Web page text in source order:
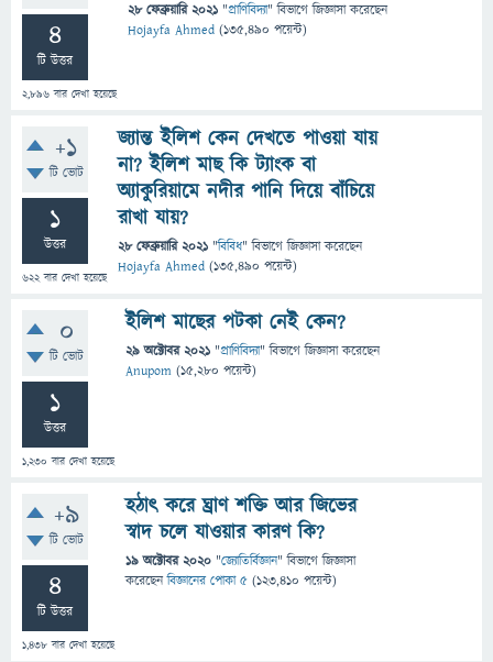
4
টি উত্তর
2,896 বার দেখা হয়েছে
28 ফেব্রুয়ারি 2021 "প্রাণিবিদ্যা" বিভাগে জিজ্ঞাসাকরেছেন
Hojayfa Ahmed (135,490 পয়েন্ট)
+1
টি ভোট
1
উত্তর
622বার দেখা হয়েছে
জ্যান্ত ইলিশ কেন দেখতে পাওয়া যায়
না? ইলিশ মাছ কি ট্যাংক বা
অ্যাকুরিয়ামে নদীর পানি দিয়ে বাঁচিয়ে
রাখা যায়?
28 ফেব্রুয়ারি 2021 "বিবিধ" বিভাগে জিজ্ঞাসাকরেছেন
Hojayfa Ahmed (135,490 পয়েন্ট)
0
টি ভোট
1
উত্তর
1,230 বার দেখা হয়েছে
ইলিশ মাছের পটকা নেই কেন?
29 অক্টোবর 2021 "প্রাণিবিদ্যা" বিভাগে জিজ্ঞাসাকরেছেন
Anupom (15,280 পয়েন্ট)
+9
টি ভোট
4
টি উত্তর
1,438 বার দেখা হয়েছে
হঠাৎ করে ঘ্রাণ শক্তি আর জিভের
স্বাদ চলে যাওয়ার কারণ কি?
19 অক্টোবর 2020 "জ্যোতির্বিজ্ঞান" বিভাগে জিজ্ঞাসা
করেছেনবিজ্ঞানের পোকা ৫ (123,410 পয়েন্ট)